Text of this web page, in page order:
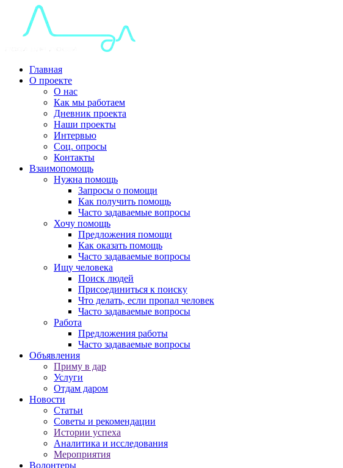
Главная
О проекте
О нас
Как мы работаем
Дневник проекта
Наши проекты
Интервью
Соц. опросы
Контакты
Взаимопомощь
Нужна помощь
Запросы о помощи
Как получить помощь
Часто задаваемые вопросы
Хочу помощь
Предложения помощи
Как оказать помощь
Часто задаваемые вопросы
Ищу человека
Поиск людей
Присоединиться к поиску
Что делать, если пропал человек
Часто задаваемые вопросы
Работа
Предложения работы
Часто задаваемые вопросы
Объявления
Приму в дар
Услуги
Отдам даром
Новости
Статьи
Советы и рекомендации
Истории успеха
Аналитика и исследования
Мероприятия
Волонтеры